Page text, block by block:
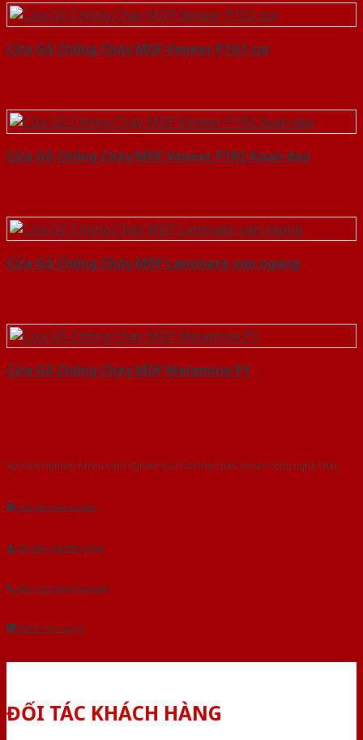
Cửa Gỗ Chống Cháy MDF Veneer P1G1 soi
Cửa Gỗ Chống Cháy MDF Veneer P1R2 Xoan dao
Cửa Gỗ Chống Cháy MDF Laminate van ngang
Cửa Gỗ Chống Cháy MDF Melamine P1
Với kinh nghiệm nhiêu năm nghiên cứu cửa theo tiêu chuẩn công nghệ Châu
Gửi yêu cầu tư vấn
Tải báo giá tổng hợp
Yêu cầu gọi lại (3 phút)
Dành cho đại lý
ĐỐI TÁC KHÁCH HÀNG